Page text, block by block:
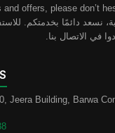
and offers, please don’t
نسعد دائمًا بخدمتكم.
في الاتصال بنا.
Jeera Building, Barwa